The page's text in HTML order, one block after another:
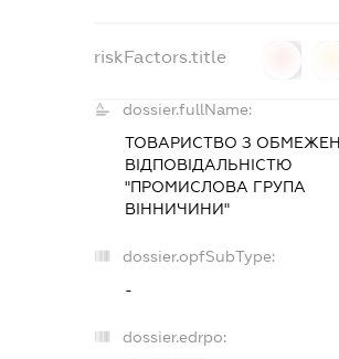
riskFactors.title
dossier.fullName:
ТОВАРИСТВО З
ВІДПОВІДАЛЬНІСТЮ
"ПРОМИСЛОВА ГРУПА
ВІННИЧИНИ"
dossier.opfSubType:
-
dossier.edrpo: